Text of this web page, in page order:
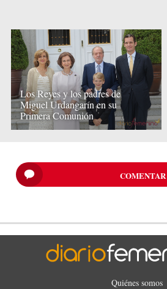
Los Reyes y los padres de
Miguel Urdangarín en su
Primera Comunión
COMENTAR
Quiénes somos